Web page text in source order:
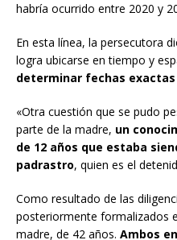
habría ocurrido entre 2020 y
En esta línea, la persecutora
logra ubicarse en tiempo y
determinar fechas
«Otra cuestión que se pudo
parte de la madre, un
de 12 años que estaba
padrastro, quien es el
Como resultado de las
posteriormente formalizados
madre, de 42 años. Ambos